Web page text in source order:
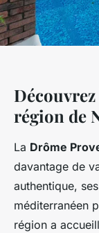
région de
La Drôme
davantage de
authentique,
méditerranéen
région a